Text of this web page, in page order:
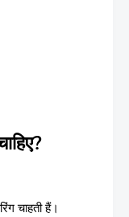
चाहती हैं।